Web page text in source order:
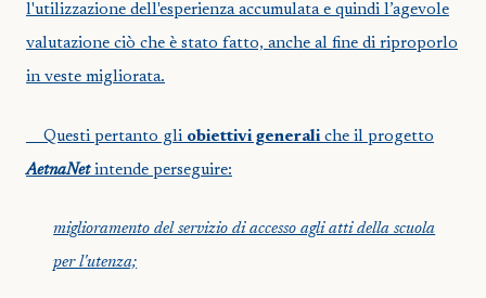
l'utilizzazione dell'esperienza accumulata e quindi l’agevole
valutazione ciò che è stato fatto, anche al fine di riproporlo
in veste migliorata.
Questi pertanto gli obiettivi generali che il progetto
AetnaNetintende perseguire:
miglioramento del servizio di accesso agli atti della scuola
per l'utenza;